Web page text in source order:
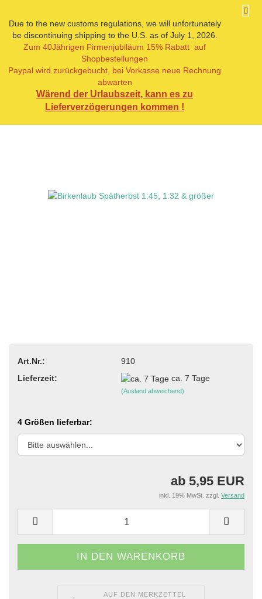
Due to the new customs regulations, we will unfortunately
be discontinuing shipping to the U.S. as of July 1, 2026.
Zum 40Jährigen Firmenjubiläum 15% Rabatt auf
Shopbestellungen
Paypal wird zurückgebucht, bei Vorkasse neue Rechnung
abwarten
Wärend der Urlaubszeit, kann es zu
Lieferverzögerungen kommen !
« Erster
« zurück
Artikel in dieser Kategorie
Birkenlaub Spätherbst 1:45, 1:32 & größer
Art.Nr.:
910
Lieferzeit:
ca. 7 Tage
(Ausland abweichend)
4 Größen lieferbar:
ab 5,95 EUR
inkl. 19% MwSt. zzgl. Versand
AUF DEN MERKZETTEL